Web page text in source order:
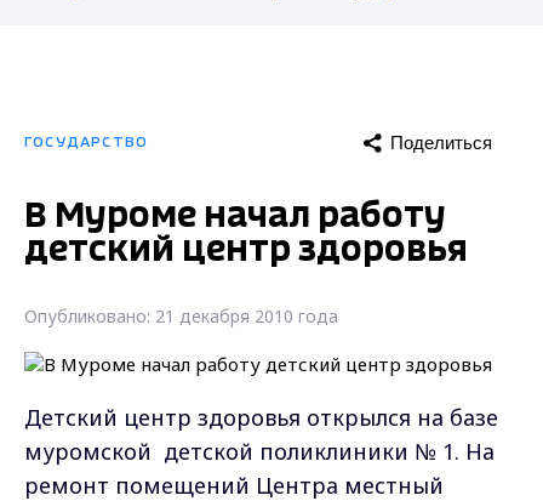
ГОСУДАРСТВО Поделиться
В Муроме начал работу
детский центр здоровья
Опубликовано: 21 декабря 2010 года
Детский центр здоровья открылся на базе
муромской детской поликлиники № 1. На
ремонт помещений Центра местный